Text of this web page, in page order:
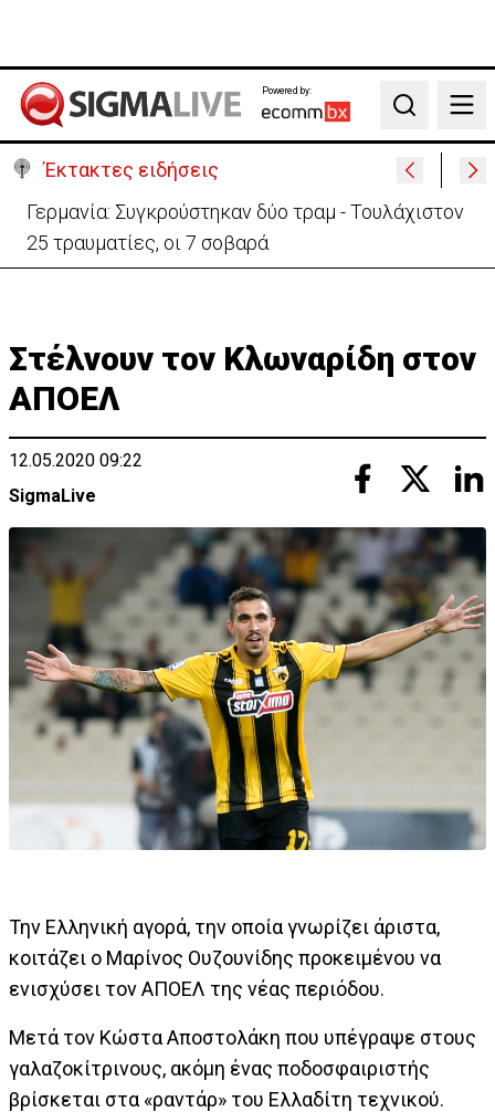
Powered by:
Search
Έκτακτες ειδήσεις
Αυτά είναι τα νέα Διοικητικά Συμβούλια των
Ημικρατικών Οργανισμών
Στέλνουν τον Κλωναρίδη στον
ΑΠΟΕΛ
12.05.2020 09:22
SigmaLive
Την Ελληνική αγορά, την οποία γνωρίζει άριστα,
κοιτάζει ο Μαρίνος Ουζουνίδης προκειμένου να
ενισχύσει τον ΑΠΟΕΛ της νέας περιόδου.
Μετά τον Κώστα Αποστολάκη που υπέγραψε στους
γαλαζοκίτρινους, ακόμη ένας ποδοσφαιριστής
βρίσκεται στα «ραντάρ» του Ελλαδίτη τεχνικού.